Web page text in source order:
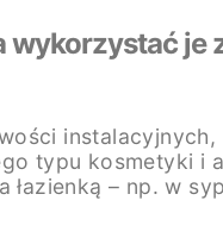
je
instalacyjnych,
typu kosmetyki i
– np. w